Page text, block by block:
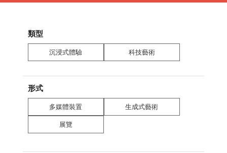
類型
沉浸式體驗 科技藝術
形式
多媒體裝置 生成式藝術
展覽